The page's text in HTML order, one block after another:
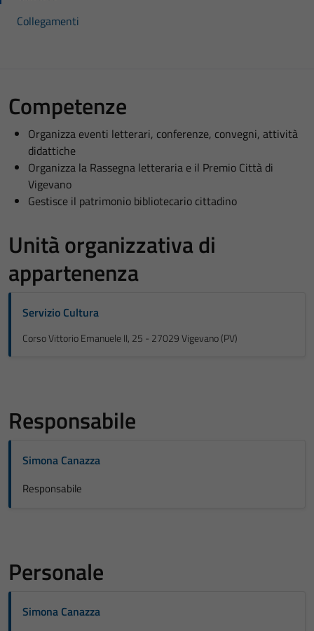
Collegamenti
Competenze
Organizza eventi letterari, conferenze, convegni, attività
didattiche
Organizza la Rassegna letteraria e il Premio Città di
Vigevano
Gestisce il patrimonio bibliotecario cittadino
Unità organizzativa di
appartenenza
Servizio Cultura
Corso Vittorio Emanuele II, 25 - 27029 Vigevano (PV)
Responsabile
Simona Canazza
Responsabile
Personale
Simona Canazza